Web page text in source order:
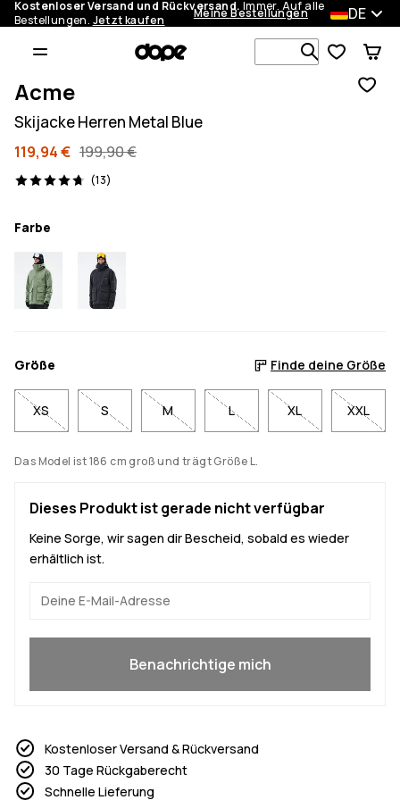
Kostenloser Versand und Rückversand. Immer. Auf alle
Bestellungen. Jetzt kaufen Meine Bestellungen DE
Acme
Skijacke Herren Metal Blue
119,94 € 199,90 €
(13)
13 Reviews, 4.7/5
Farbe
Größe Finde deine Größe
XS S M L XL XXL
Das Model ist 186 cm groß und trägt Größe L.
Dieses Produkt ist gerade nicht verfügbar
Keine Sorge, wir sagen dir Bescheid, sobald es wieder
erhältlich ist.
Benachrichtige mich
Kostenloser Versand & Rückversand
30 Tage Rückgaberecht
Schnelle Lieferung